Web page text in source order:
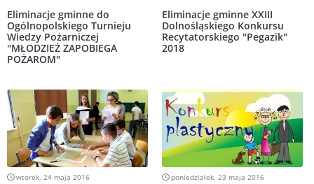
Eliminacje gminne do
Ogólnopolskiego Turnieju
Wiedzy Pożarniczej
"MŁODZIEŻ ZAPOBIEGA
POŻAROM"
Eliminacje gminne XXIII
Dolnośląskiego Konkursu
Recytatorskiego "Pegazik"
2018
wtorek, 24 maja 2016 poniedziałek, 23 maja 2016